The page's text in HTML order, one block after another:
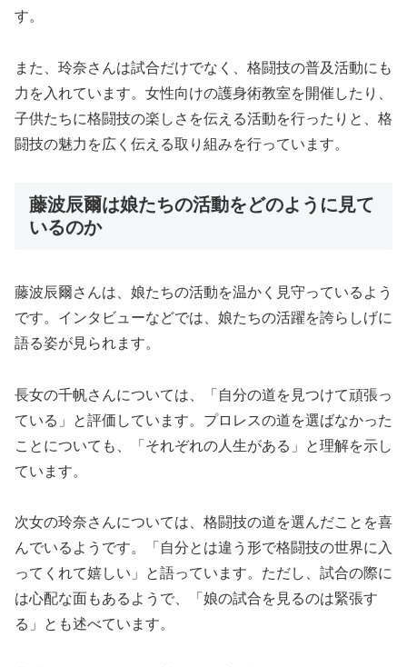
す。
また、玲奈さんは試合だけでなく、格闘技の普及活動にも
力を入れています。女性向けの護身術教室を開催したり、
子供たちに格闘技の楽しさを伝える活動を行ったりと、格
闘技の魅力を広く伝える取り組みを行っています。
藤波辰爾は娘たちの活動をどのように見て
いるのか
藤波辰爾さんは、娘たちの活動を温かく見守っているよう
です。インタビューなどでは、娘たちの活躍を誇らしげに
語る姿が見られます。
長女の千帆さんについては、「自分の道を見つけて頑張っ
ている」と評価しています。プロレスの道を選ばなかった
ことについても、「それぞれの人生がある」と理解を示し
ています。
次女の玲奈さんについては、格闘技の道を選んだことを喜
んでいるようです。「自分とは違う形で格闘技の世界に入
ってくれて嬉しい」と語っています。ただし、試合の際に
は心配な面もあるようで、「娘の試合を見るのは緊張す
る」とも述べています。